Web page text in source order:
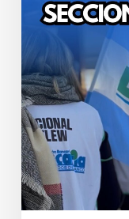
participar